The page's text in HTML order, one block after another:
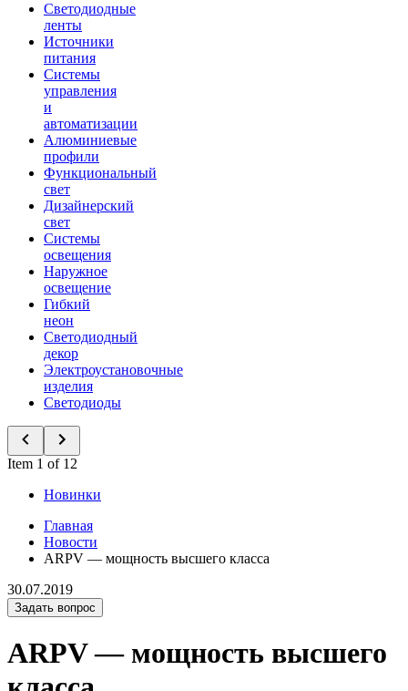
Светодиодные
ленты
Источники
питания
Системы
управления
и
автоматизации
Алюминиевые
профили
Функциональный
свет
Дизайнерский
свет
Системы
освещения
Наружное
освещение
Гибкий
неон
Светодиодный
декор
Электроустановочные
изделия
Светодиоды
Item 1 of 12
Новинки
Главная
Новости
ARPV — мощность высшего класса
30.07.2019
Задать вопрос
ARPV — мощность высшего